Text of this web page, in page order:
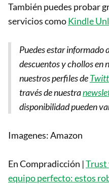
También puedes probar
servicios comoKindle
Puedes estar informado
descuentos y chollos en
nuestros perfiles de
través de nuestra
disponibilidad pueden
Imagenes: Amazon
En Compradicción |Trust
equipo perfecto: estos